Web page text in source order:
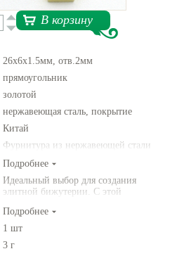
В корзину
26x6x1.5мм, отв.2мм
прямоугольник
золотой
нержавеющая сталь, покрытие
Китай
Фурнитура из нержавеющей стали
Подробнее
Идеальный выбор для создания
элитной бижутерии. С этой
выглядеть по-настоящему роскошно!
Подробнее
1 шт
3 г